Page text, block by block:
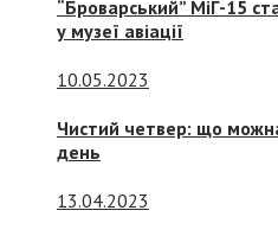
“Броварський” МіГ-15
у музеї авіації
10.05.2023
Чистий четвер: що
день
13.04.2023